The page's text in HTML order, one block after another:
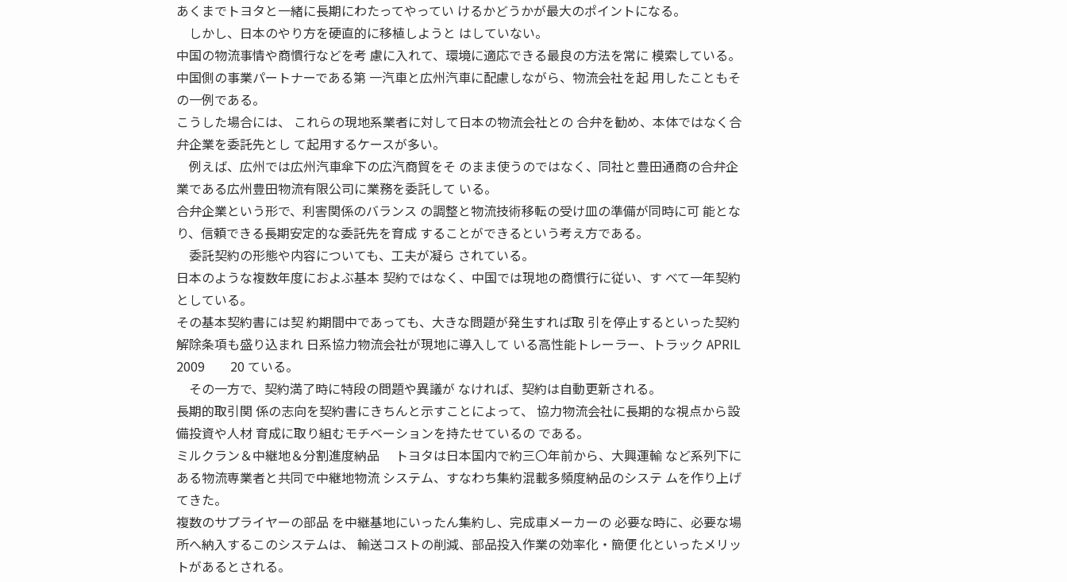
あくまでトヨタと一緒に長期にわたってやってい けるかどうかが最大のポイントになる。
しかし、日本のやり方を硬直的に移植しようと はしていない。
中国の物流事情や商慣行などを考 慮に入れて、環境に適応できる最良の方法を常に 模索している。
中国側の事業パートナーである第 一汽車と広州汽車に配慮しながら、物流会社を起 用したこともそ
の一例である。
こうした場合には、 これらの現地系業者に対して日本の物流会社との 合弁を勧め、本体ではなく合
弁企業を委託先とし て起用するケースが多い。
例えば、広州では広州汽車傘下の広汽商貿をそ のまま使うのではなく、同社と豊田通商の合弁企
業である広州豊田物流有限公司に業務を委託して いる。
合弁企業という形で、利害関係のバランス の調整と物流技術移転の受け皿の準備が同時に可 能とな
り、信頼できる長期安定的な委託先を育成 することができるという考え方である。
委託契約の形態や内容についても、工夫が凝ら されている。
日本のような複数年度におよぶ基本 契約ではなく、中国では現地の商慣行に従い、す べて一年契約
としている。
その基本契約書には契 約期間中であっても、大きな問題が発生すれば取 引を停止するといった契約
解除条項も盛り込まれ 日系協力物流会社が現地に導入して いる高性能トレーラー、トラック APRIL
2009 20 ている。
その一方で、契約満了時に特段の問題や異議が なければ、契約は自動更新される。
長期的取引関 係の志向を契約書にきちんと示すことによって、 協力物流会社に長期的な視点から設
備投資や人材 育成に取り組むモチベーションを持たせているの である。
ミルクラン＆中継地＆分割進度納品 トヨタは日本国内で約三〇年前から、大興運輸 など系列下に
ある物流専業者と共同で中継地物流 システム、すなわち集約混載多頻度納品のシステ ムを作り上げ
てきた。
複数のサプライヤーの部品 を中継基地にいったん集約し、完成車メーカーの 必要な時に、必要な場
所へ納入するこのシステムは、 輸送コストの削減、部品投入作業の効率化・簡便 化といったメリッ
トがあるとされる。